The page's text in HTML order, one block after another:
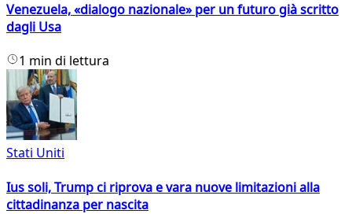
Venezuela, «dialogo nazionale» per un futuro già scritto
dagli Usa
1 min di lettura
Stati Uniti
Ius soli, Trump ci riprova e vara nuove limitazioni alla
cittadinanza per nascita